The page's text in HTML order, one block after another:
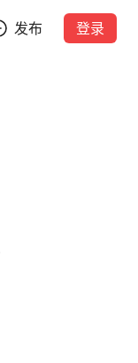
发布 登录